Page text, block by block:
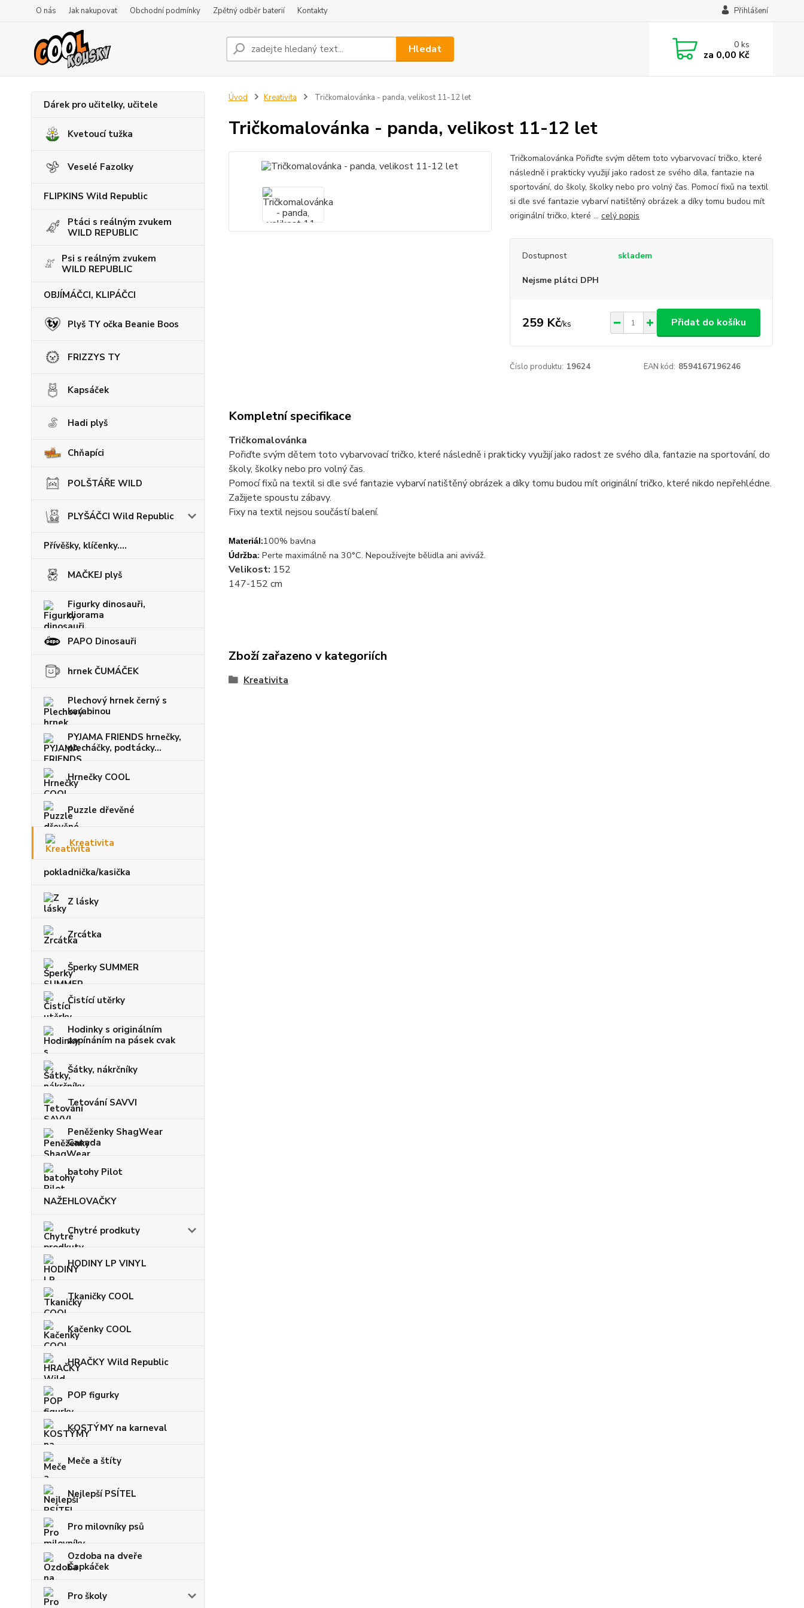
O nás Jak nakupovat Obchodní podmínky Zpětný odběr baterií Kontakty Přihlášení
Hledat 0ks
za 0,00 Kč
Dárek pro učitelky, učitele
Kvetoucí tužka
Veselé Fazolky
FLIPKINS Wild Republic
Ptáci s reálným zvukem
WILD REPUBLIC
Psi s reálným zvukem
WILD REPUBLIC
OBJÍMÁČCI, KLIPÁČCI
Plyš TY očka Beanie Boos
FRIZZYS TY
Kapsáček
Hadi plyš
Chňapíci
POLŠTÁŘE WILD
PLYŠÁČCI Wild Republic
Přívěšky, klíčenky....
MAČKEJ plyš
Figurky dinosauři,
diorama
PAPO Dinosauři
hrnek ČUMÁČEK
Plechový hrnek černý s
karabinou
PYJAMA FRIENDS hrnečky,
plecháčky, podtácky...
Hrnečky COOL
Puzzle dřevěné
Kreativita
pokladnička/kasička
Z lásky
Zrcátka
Šperky SUMMER
Čistící utěrky
Hodinky s originálním
zapínáním na pásek cvak
Šátky, nákrčníky
Tetování SAVVI
Peněženky ShagWear
Canada
batohy Pilot
NAŽEHLOVAČKY
Chytré prodkuty
HODINY LP VINYL
Tkaničky COOL
Kačenky COOL
HRAČKY Wild Republic
POP figurky
KOSTÝMY na karneval
Meče a štíty
Nejlepší PSÍTEL
Pro milovníky psů
Ozdoba na dveře
Čapkáček
Pro školy
Úvod Kreativita Tričkomalovánka - panda, velikost 11-12 let
Tričkomalovánka - panda, velikost 11-12 let
Tričkomalovánka Pořiďte svým dětem toto vybarvovací tričko, které
následně i prakticky využijí jako radost ze svého díla, fantazie na
sportování, do školy, školky nebo pro volný čas. Pomocí fixů na textil
si dle své fantazie vybarví natištěný obrázek a díky tomu budou mít
originální tričko, které ... celý popis
Dostupnost skladem
Nejsme plátci DPH
259 Kč/ks Přidat do košíku
Číslo produktu: 19624 EAN kód: 8594167196246
Kompletní specifikace
Tričkomalovánka
Pořiďte svým dětem toto vybarvovací tričko, které následně i prakticky využijí jako radost ze svého díla, fantazie na sportování, do
školy, školky nebo pro volný čas.
Pomocí fixů na textil si dle své fantazie vybarví natištěný obrázek a díky tomu budou mít originální tričko, které nikdo nepřehlédne.
Zažijete spoustu zábavy.
Fixy na textil nejsou součástí balení.
Materiál:100% bavlna
Údržba: Perte maximálně na 30°C. Nepoužívejte bělidla ani aviváž.
Velikost: 152
147-152 cm
Zboží zařazeno v kategoriích
Kreativita